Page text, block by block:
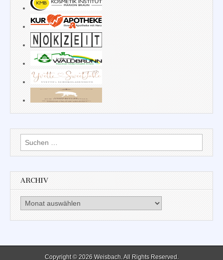
Suchen
nach:
ARCHIV
Archiv
Copyright © 2026 Weisbach. All Rights Reserved.